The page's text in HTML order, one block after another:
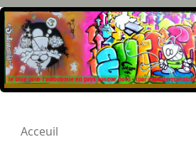
Acceuil